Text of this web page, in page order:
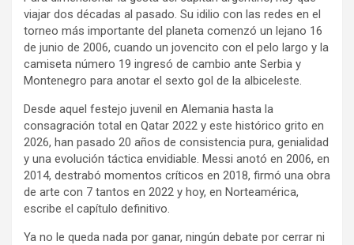
viajar dos décadas al pasado. Su idilio con las redes en el
torneo más importante del planeta comenzó un lejano 16
de junio de 2006, cuando un jovencito con el pelo largo y la
camiseta número 19 ingresó de cambio ante Serbia y
Montenegro para anotar el sexto gol de la albiceleste.
Desde aquel festejo juvenil en Alemania hasta la
consagración total en Qatar 2022 y este histórico grito en
2026, han pasado 20 años de consistencia pura, genialidad
y una evolución táctica envidiable. Messi anotó en 2006, en
2014, destrabó momentos críticos en 2018, firmó una obra
de arte con 7 tantos en 2022 y hoy, en Norteamérica,
escribe el capítulo definitivo.
Ya no le queda nada por ganar, ningún debate por cerrar ni